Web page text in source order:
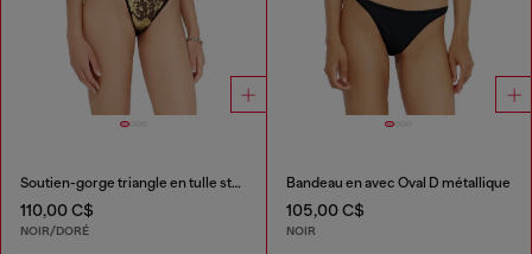
Soutien-gorge triangle en tulle stretch à effet métallisé
110,00 C$
NOIR/DORÉ
Bandeau en avec Oval D métallique
105,00 C$
NOIR